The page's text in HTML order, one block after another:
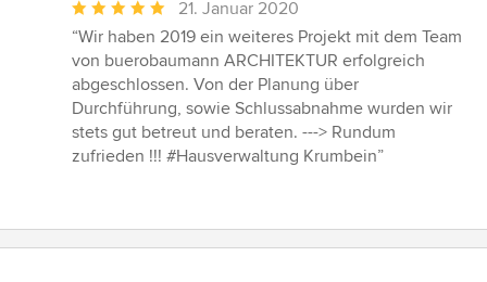
Durchschnittliche
Bewertung:
5
von
5
Sternen
21. Januar 2020
“Wir haben 2019 ein weiteres Projekt mit dem Team
von buerobaumann ARCHITEKTUR erfolgreich
abgeschlossen. Von der Planung über
Durchführung, sowie Schlussabnahme wurden wir
stets gut betreut und beraten. ---> Rundum
zufrieden !!! #Hausverwaltung Krumbein”